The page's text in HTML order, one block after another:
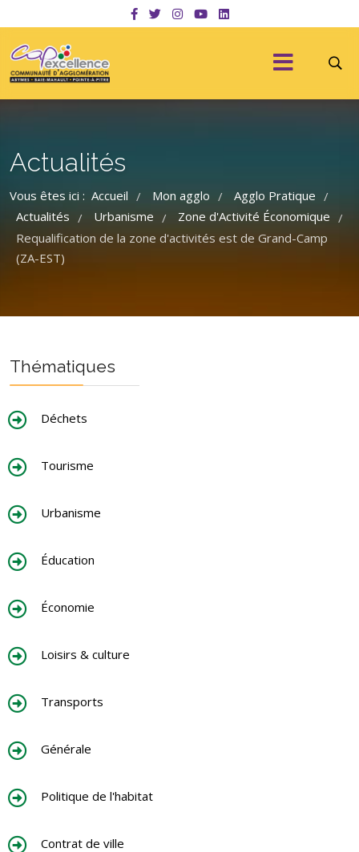
Actualités
Vous êtes ici : Accueil / Mon agglo / Agglo Pratique /
Actualités / Urbanisme / Zone d'Activité Économique /
Requalification de la zone d'activités est de Grand-Camp
(ZA-EST)
Thématiques
Déchets
Tourisme
Urbanisme
Éducation
Économie
Loisirs & culture
Transports
Générale
Politique de l'habitat
Contrat de ville